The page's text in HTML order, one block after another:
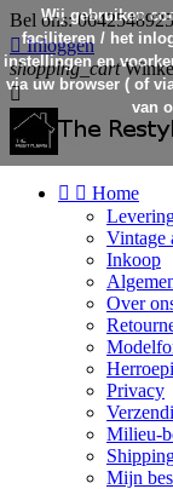
Bel ons:0642548925
 Inloggen
shopping_cart

  Home
Vintage
Inkoop
Over
Privacy
Milieu-
Mijn
Wij gebruiken
faciliteren / het
instellingen en
via uw browser ( of
van